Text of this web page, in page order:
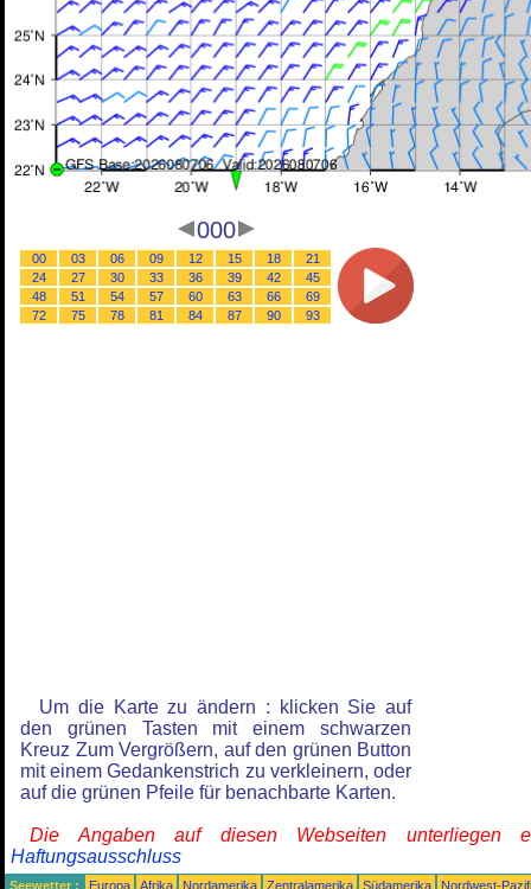
000
00 03 06 09 12 15 18
21
24
27 30 33 36 39 42
45
48
51 54 57 60 63 66
69
72
75 78 81 84 87 90 93
Um die Karte zu ändern : klicken Sie auf
den grünen Tasten mit einem schwarzen
Kreuz Zum Vergrößern, auf den grünen Button
mit einem Gedankenstrich zu verkleinern, oder
auf die grünen Pfeile für benachbarte Karten.
Die Angaben auf diesen Webseiten unterliegen
Haftungsausschluss
Seewetter : Europa Afrika Nordamerika Zentralamerika Südamerika
Nordwest-